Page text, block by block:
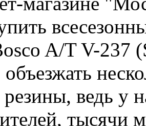
A/T V-237
ведь у
тысячи